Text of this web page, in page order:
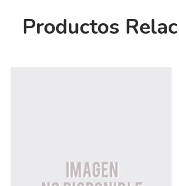
Productos